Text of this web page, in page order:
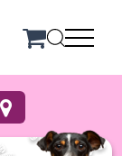
לתוכן